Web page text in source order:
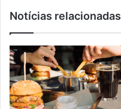
Notícias relacionadas